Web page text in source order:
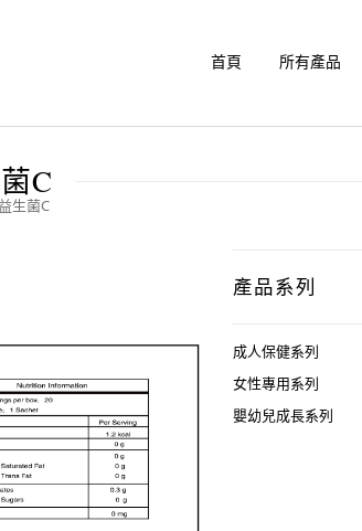
首頁 所有產品
C
益生菌C
產品系列
成人保健系列
女性專用系列
嬰幼兒成長系列